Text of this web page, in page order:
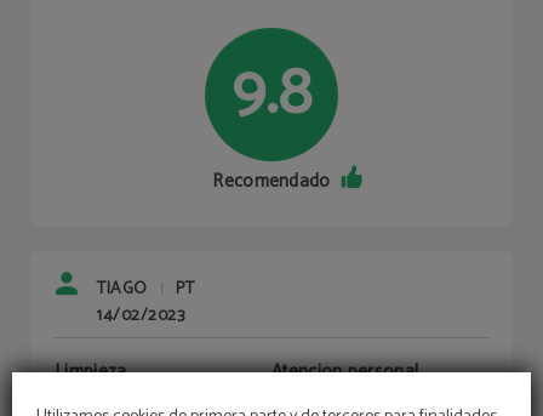
9.8
Recomendado
TIAGO |
PT
14/02/2023
Limpieza Atención personal